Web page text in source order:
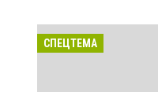
СПЕЦТЕМА